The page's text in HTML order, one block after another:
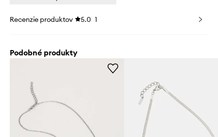
Recenzie produktov 5.0 1
Podobné produkty